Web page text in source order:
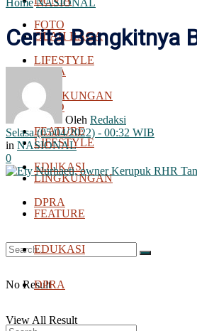
FOTO
LIFESTYLE
LINGKUNGAN
FEATURE
EDUKASI
DPRA
No Result
View All Result
OLAH RAGA
BOLA
FOTO
LIFESTYLE
LINGKUNGAN
FEATURE
EDUKASI
DPRA
Home NASIONAL
Cerita Bangkitnya
Oleh Redaksi
Selasa (05/04/2022) - 00:32 WIB
in NASIONAL
0